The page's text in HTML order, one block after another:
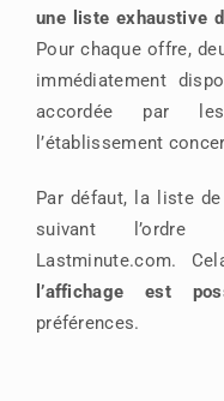
une liste exhaustive
Pour chaque offre,
immédiatement
accordée par
l’établissement
Par défaut, la liste
suivant l’ordre
Lastminute.com.
l’affichage est
préférences.